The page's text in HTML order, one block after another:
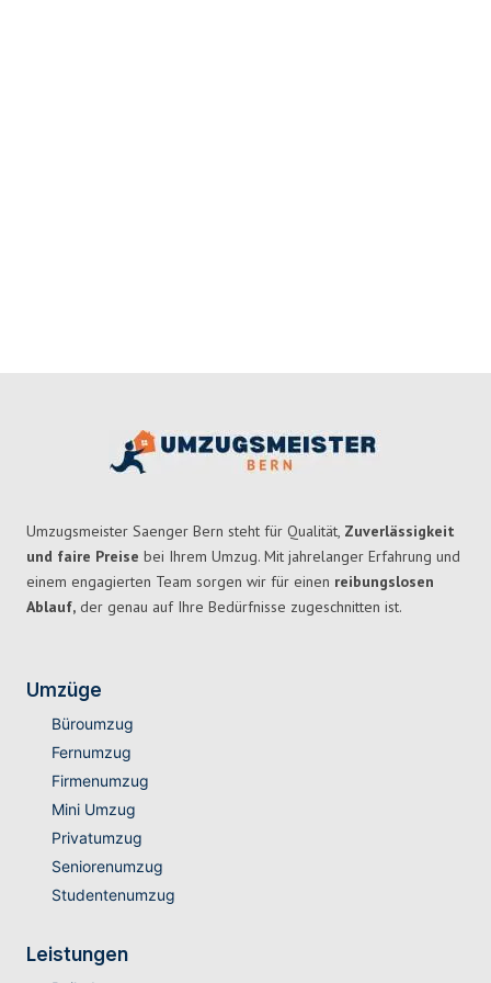
Umzugsmeister Saenger Bern steht für Qualität, Zuverlässigkeit
und faire Preise bei Ihrem Umzug. Mit jahrelanger Erfahrung und
einem engagierten Team sorgen wir für einen reibungslosen
Ablauf, der genau auf Ihre Bedürfnisse zugeschnitten ist.
Umzüge
Büroumzug
Fernumzug
Firmenumzug
Mini Umzug
Privatumzug
Seniorenumzug
Studentenumzug
Leistungen